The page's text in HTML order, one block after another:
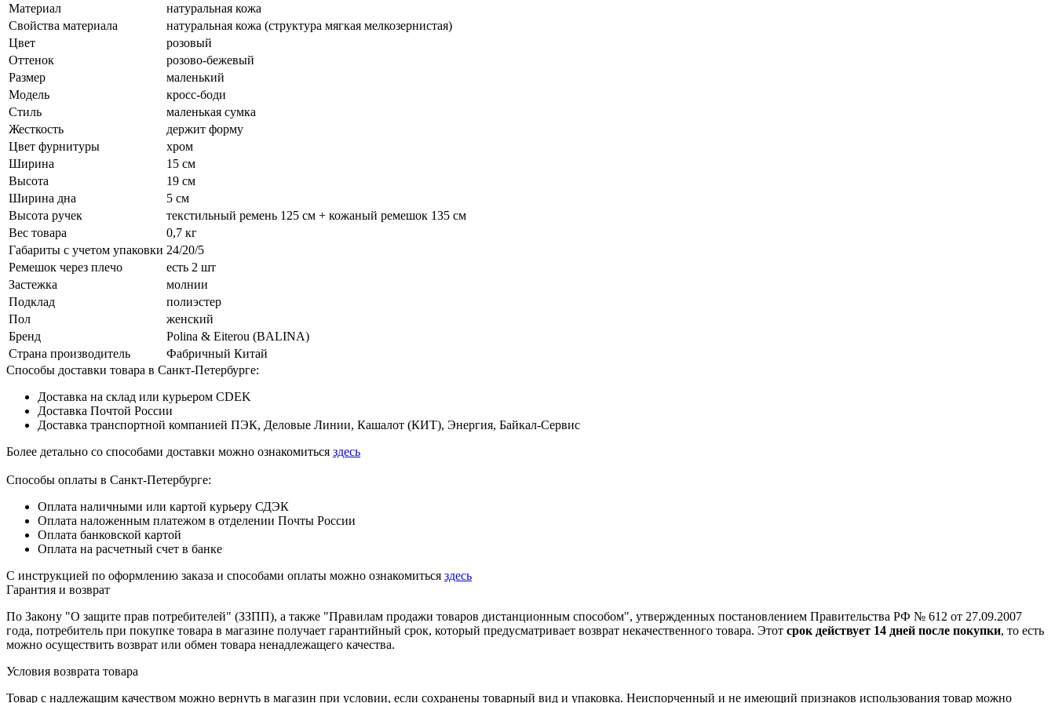
Материал
натуральная кожа
Свойства материала
натуральная кожа (структура мягкая мелкозернистая)
Цвет
розовый
Оттенок
розово-бежевый
Размер
маленький
Модель
кросс-боди
Стиль
маленькая сумка
Жесткость
держит форму
Цвет фурнитуры
хром
Ширина
15 см
Высота
19 см
Ширина дна
5 см
Высота ручек
текстильный ремень 125 см + кожаный ремешок 135 см
Вес товара
0,7 кг
Габариты с учетом упаковки 24/20/5
Ремешок через плечо
есть 2 шт
Застежка
молнии
Подклад
полиэстер
Пол
женский
Бренд
Polina & Eiterou (BALINA)
Страна производитель
Фабричный Китай
Способы доставки товара в Санкт-Петербурге:
Доставка на склад или курьером CDEK
Доставка Почтой России
Доставка транспортной компанией ПЭК, Деловые Линии, Кашалот (КИТ), Энергия, Байкал-Сервис
Более детально со способами доставки можно ознакомиться здесь
Способы оплаты в Санкт-Петербурге:
Оплата наличными или картой курьеру СДЭК
Оплата наложенным платежом в отделении Почты России
Оплата банковской картой
Оплата на расчетный счет в банке
С инструкцией по оформлению заказа и способами оплаты можно ознакомиться здесь
Гарантия и возврат
По Закону "О защите прав потребителей" (ЗЗПП), а также "Правилам продажи товаров дистанционным способом", утвержденных постановлением Правительства РФ № 612 от 27.09.2007
года, потребитель при покупке товара в магазине получает гарантийный срок, который предусматривает возврат некачественного товара. Этот срок действует 14 дней после покупки, то есть
можно осуществить возврат или обмен товара ненадлежащего качества.
Условия возврата товара
Товар с надлежащим качеством можно вернуть в магазин при условии, если сохранены товарный вид и упаковка. Неиспорченный и не имеющий признаков использования товар можно